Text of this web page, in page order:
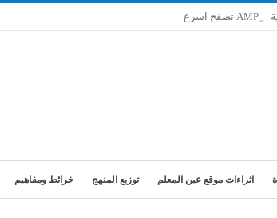
اثراءات موقع عين المعلم توزيع المنهج خرائط ومفاهيم